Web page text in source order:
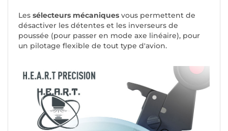
Les sélecteurs mécaniques vous permettent de
désactiver les détentes et les inverseurs de
poussée (pour passer en mode axe linéaire), pour
un pilotage flexible de tout type d'avion.